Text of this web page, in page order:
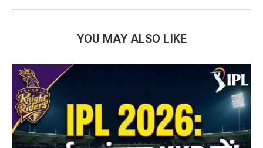
YOU MAY ALSO LIKE